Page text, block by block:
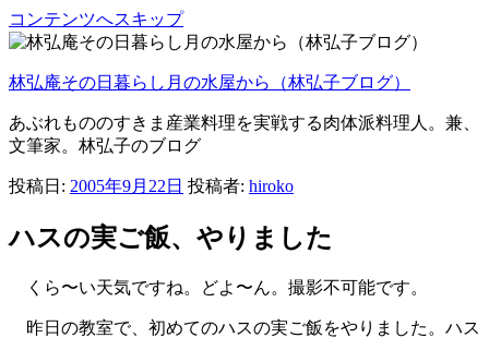
コンテンツへスキップ
林弘庵その日暮らし月の水屋から（林弘子ブログ）
あぶれもののすきま産業料理を実戦する肉体派料理人。兼、
文筆家。林弘子のブログ
投稿日: 2005年9月22日 投稿者: hiroko
ハスの実ご飯、やりました
くら〜い天気ですね。どよ〜ん。撮影不可能です。
昨日の教室で、初めてのハスの実ご飯をやりました。ハス